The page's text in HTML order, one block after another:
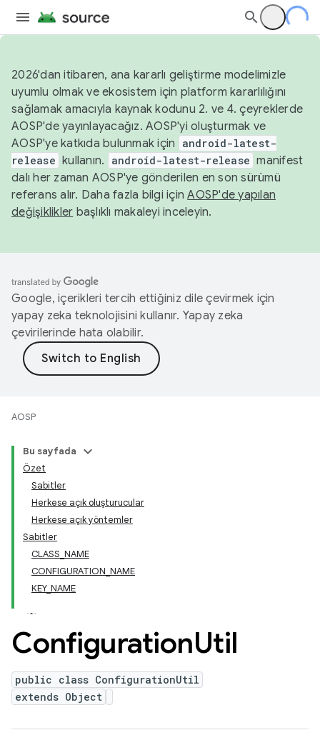
2026'dan itibaren, ana kararlı geliştirme modelimizle
uyumlu olmak ve ekosistem için platform kararlılığını
sağlamak amacıyla kaynak kodunu 2. ve 4. çeyreklerde
AOSP'de yayınlayacağız. AOSP'yi oluşturmak ve
AOSP'ye katkıda bulunmak için
android-latest-
release kullanın. android-latest-release manifest
dalı her zaman AOSP'ye gönderilen en son sürümü
referans alır. Daha fazla bilgi içinAOSP'de yapılan
değişiklikler başlıklı makaleyi inceleyin.
Google, içerikleri tercih ettiğiniz dile çevirmek için
yapay zeka teknolojisini kullanır. Yapay zeka
çevirilerinde hata olabilir.
AOSP
Bu sayfada
Özet
Sabitler
Herkese açık oluşturucular
Herkese açık yöntemler
Sabitler
CLASS_NAME
CONFIGURATION_NAME
KEY_NAME
ConfigurationUtil
public class ConfigurationUtil
extends Object